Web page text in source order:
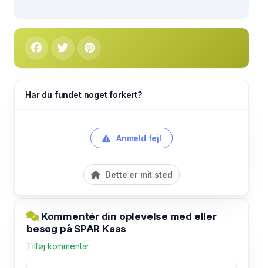
Har du fundet noget forkert?
Anmeld fejl
Dette er mit sted
Kommentér din oplevelse med eller
besøg på SPAR Kaas
Tilføj kommentar